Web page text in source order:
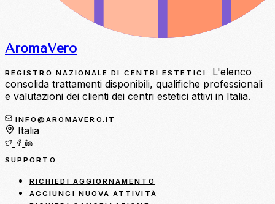
AromaVero
REGISTRO NAZIONALE DI CENTRI ESTETICI.
L'elenco
consolida trattamenti disponibili, qualifiche professionali
e valutazioni dei clienti dei centri estetici attivi in Italia.
INFO@AROMAVERO.IT
Italia
SUPPORTO
RICHIEDI AGGIORNAMENTO
AGGIUNGI NUOVA ATTIVITÀ